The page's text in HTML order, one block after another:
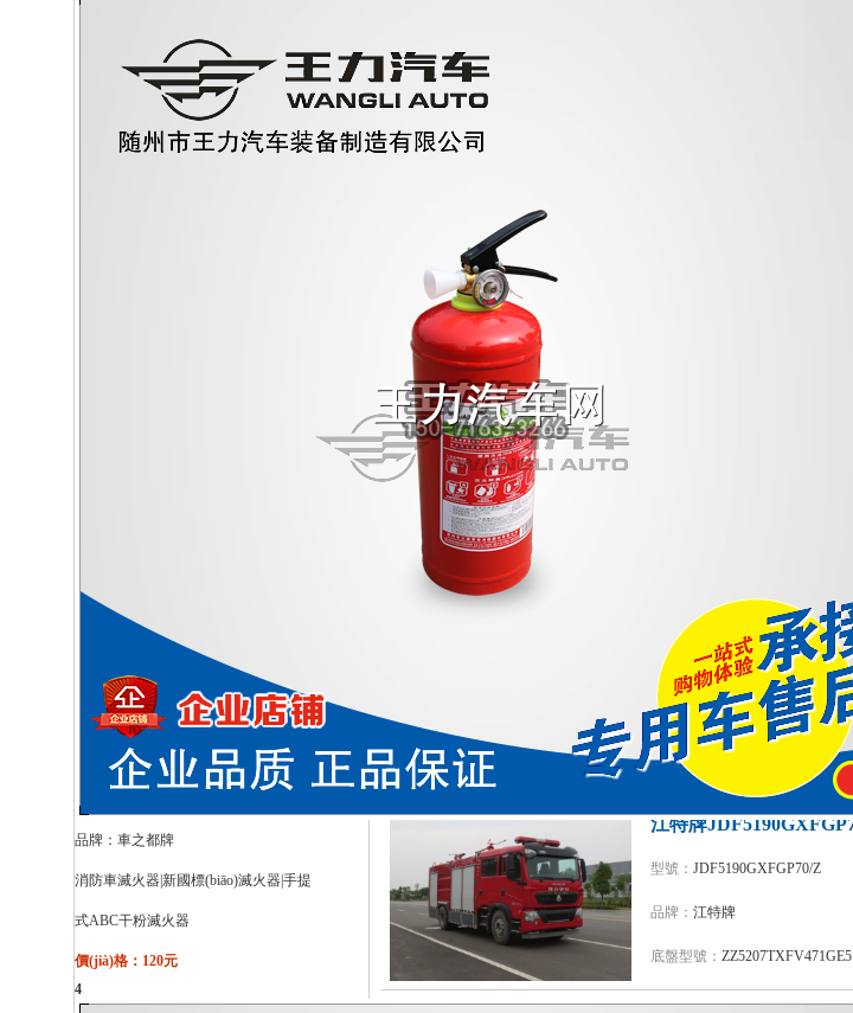
型號： CSC5270GXFGP100/Z
品牌： 楚勝牌
底盤型號： ZZ5347V4647E1
型號： JDF5190GXFGP70/Z
品牌： 江特牌
底盤型號： ZZ5207TXFV471GE5
品牌： 車之都牌
消防車滅火器|新國標(biāo)滅火器|手提
式ABC干粉滅火器
價(jià)格：120元
4